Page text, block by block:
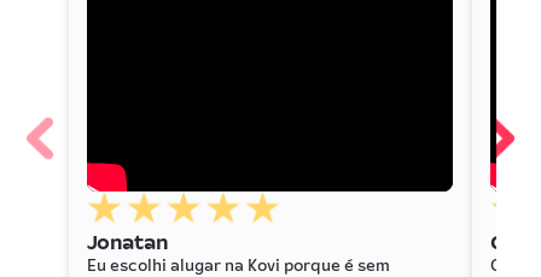
Jonatan
Eu escolhi alugar na Kovi porque é sem